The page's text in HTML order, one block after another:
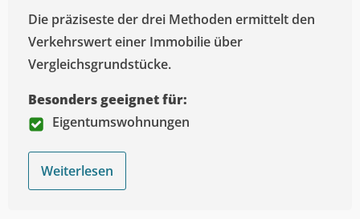
Die präziseste der drei Methoden ermittelt den
Verkehrswert einer Immobilie über
Vergleichsgrundstücke.
Besonders geeignet für:
Eigentumswohnungen
Weiterlesen